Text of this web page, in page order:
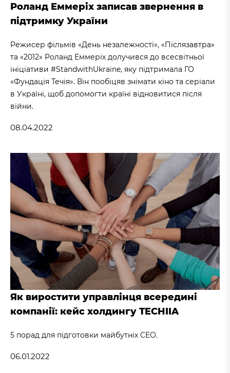
Роланд Еммеріх записав звернення в
підтримку України
Режисер фільмів «День незалежності», «Післязавтра»
та «2012» Роланд Еммеріх долучився до всесвітньої
ініціативи #StandwithUkraine, яку підтримала ГО
«Фундація Течія». Він пообіцяв знімати кіно та серіали
в Україні, щоб допомогти країні відновитися після
війни.
08.04.2022
Як виростити управлінця всередині
компанії: кейс холдингу TECHIIA
5 порад для підготовки майбутніх CEO.
06.01.2022